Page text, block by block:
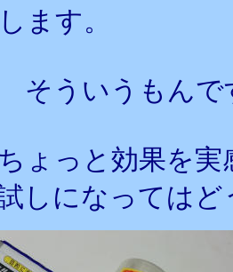
ます。
そういうもんで
ょっと効果を
しになっては